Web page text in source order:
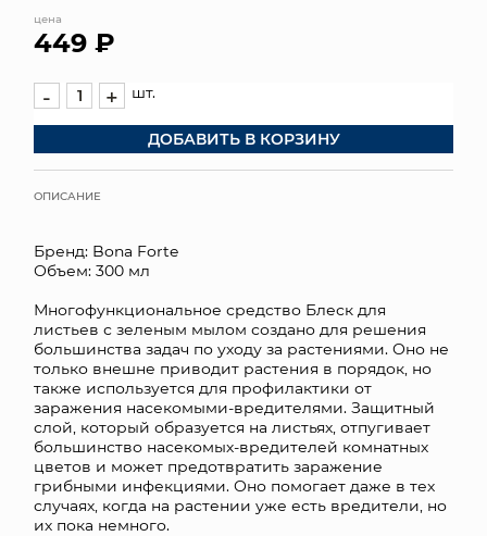
ПОДАРОЧНЫЕ КАРТЫ
ОПТОВЫМ КЛИЕНТАМ
ДОСТАВКА И ОПЛАТА
КОНТАКТЫ
цена
449 ₽
- + шт.
ДОБАВИТЬ В КОРЗИНУ
ОПИСАНИЕ
Бренд: Bona Forte
Объем: 300 мл
Многофункциональное средство Блеск для
листьев с зеленым мылом создано для решения
большинства задач по уходу за растениями. Оно не
только внешне приводит растения в порядок, но
также используется для профилактики от
заражения насекомыми-вредителями. Защитный
слой, который образуется на листьях, отпугивает
большинство насекомых-вредителей комнатных
цветов и может предотвратить заражение
грибными инфекциями. Оно помогает даже в тех
случаях, когда на растении уже есть вредители, но
их пока немного.